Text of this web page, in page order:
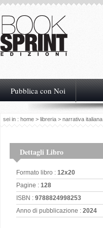
Pubblica con Noi
sei in : home > libreria > narrativa italiana
Dettagli Libro
Formato libro : 12x20
Pagine : 128
ISBN : 9788824998253
Anno di pubblicazione : 2024